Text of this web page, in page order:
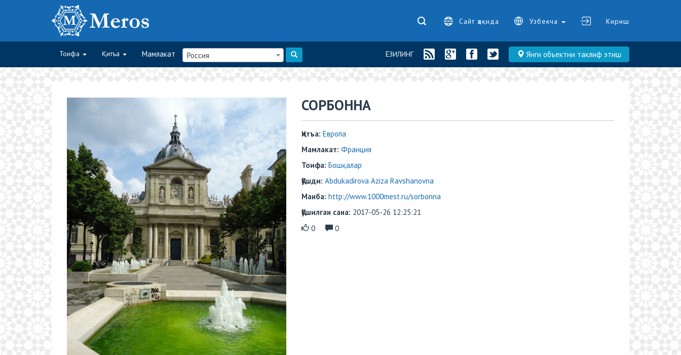
Сайт ҳақида Узбекча Кириш
Тоифа Қитъа Мамлакат Россия Янги объектни таклиф этиш
ЁЗИЛИНГ
​​СОРБОННА
Қитъа: Европа
Мамлакат: Франция
Тоифа: Бошқалар
Қўшди: Abdukadirova Aziza Ravshanovna
Манба: http://www.1000mest.ru/sorbonna
Қўшилган сана: 2017-05-26 12:25:21
0
0